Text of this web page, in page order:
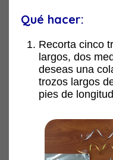
Qué hacer:
Recorta cinco
largos, dos
deseas una
trozos largos
pies de